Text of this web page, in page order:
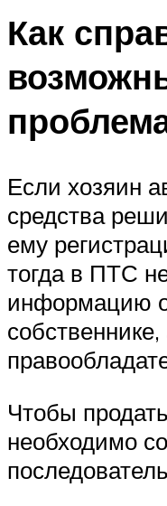
Как
Если хозяин
средства
ему
тогда в ПТС
информацию
Чтобы
необходимо